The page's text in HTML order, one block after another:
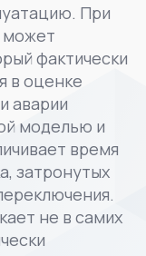
При
может
фактически
в оценке
аварии
моделью и
время
затронутых
не в самих